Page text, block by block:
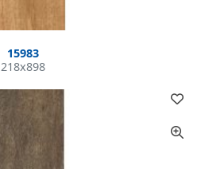
15983
218x898